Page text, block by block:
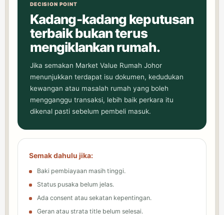
DECISION POINT
Kadang-kadang keputusan
terbaik bukan terus
mengiklankan rumah.
Jika semakan Market Value Rumah Johor
menunjukkan terdapat isu dokumen, kedudukan
kewangan atau masalah rumah yang boleh
mengganggu transaksi, lebih baik perkara itu
dikenal pasti sebelum pembeli masuk.
Semak dahulu jika:
Baki pembiayaan masih tinggi.
Status pusaka belum jelas.
Ada consent atau sekatan kepentingan.
Geran atau strata title belum selesai.